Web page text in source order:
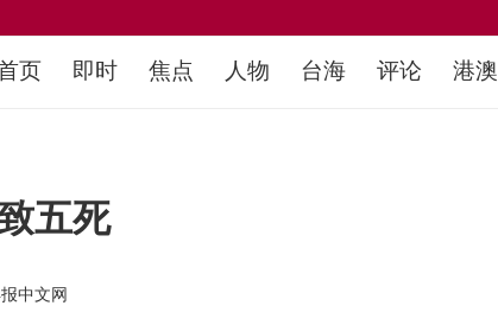
页 即时 焦点 人物 台海 评论 港澳
五死
中文网